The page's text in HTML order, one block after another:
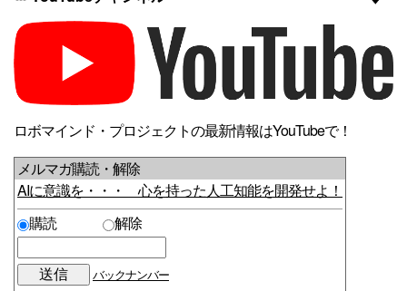
ロボマインド・プロジェクトの最新情報はYouTubeで！
メルマガ購読・解除
AIに意識を・・・ 心を持った人工知能を開発せよ！
購読
解除
バックナンバー